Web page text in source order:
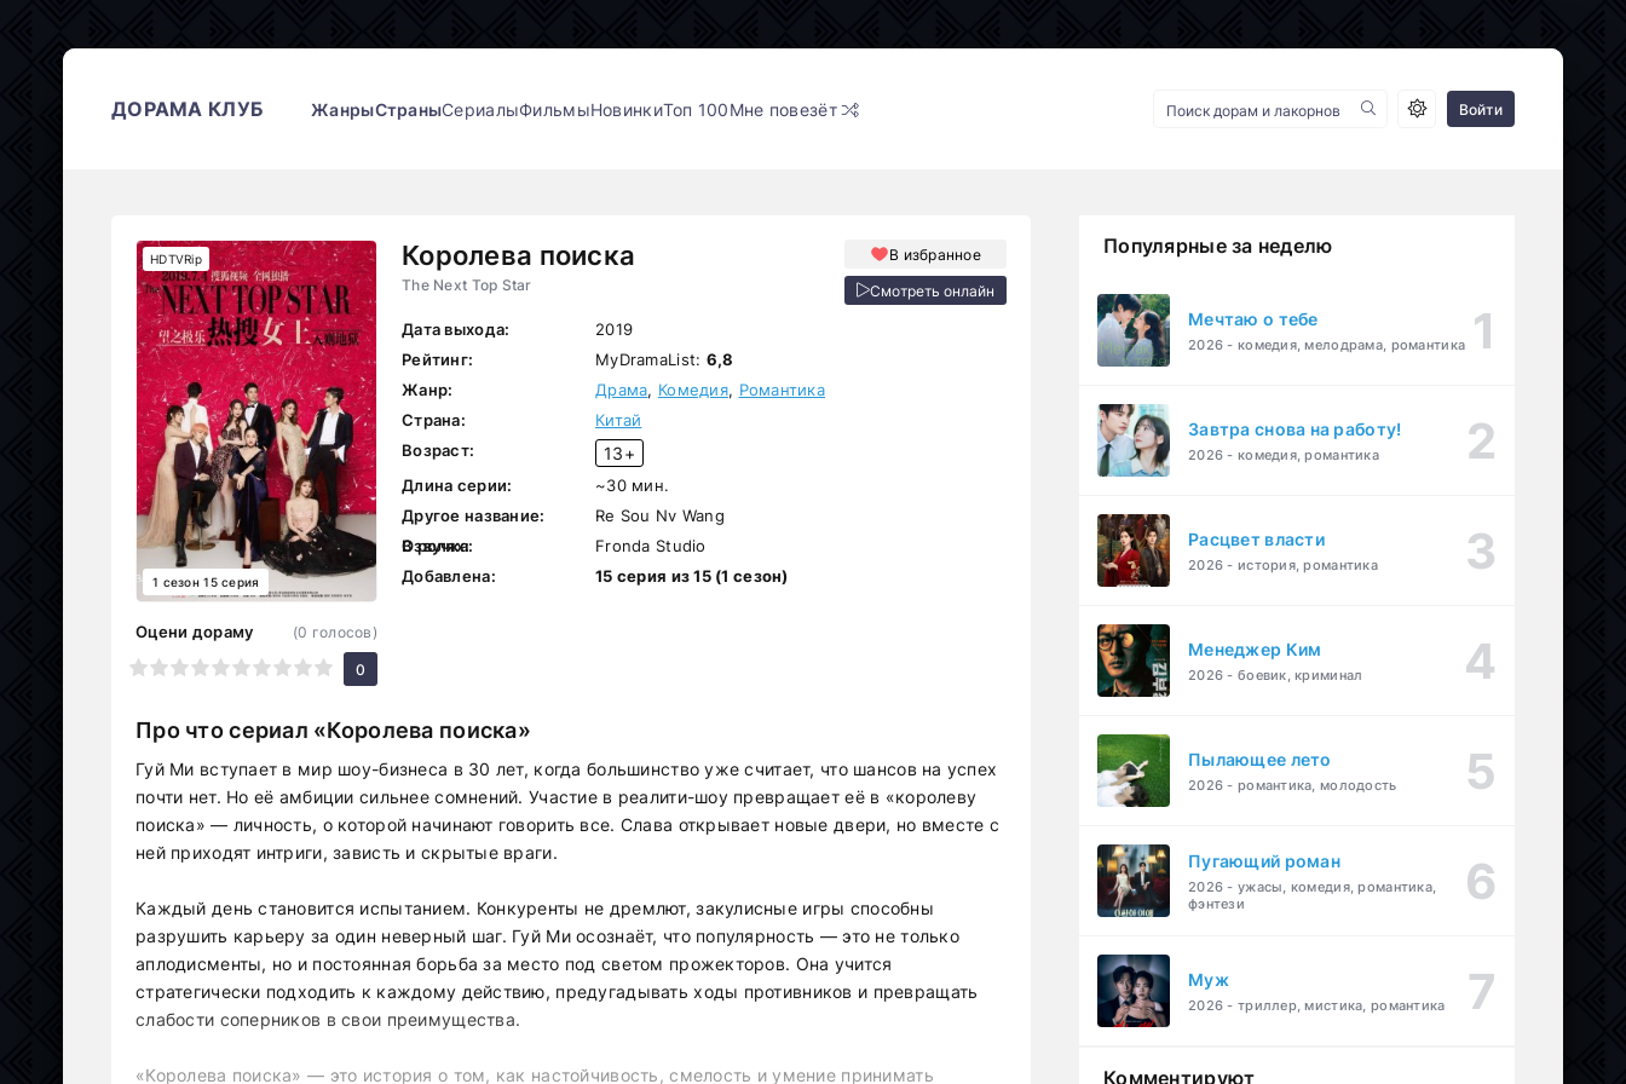
ДОРАМА КЛУБ ЖанрыСтраныСериалыФильмыНовинкиТоп 100Мне повезёт Войти
Королева поиска
The Next Top Star
В избранное
Смотреть онлайн
HDTVRip
1 сезон 15 серия
Оцени дораму
7 8 9 10
(0 голосов)
0
Дата выхода:
2019
Рейтинг:
MyDramaList: 6,8
Жанр:
Драма, Комедия, Романтика
Страна:
Китай
Возраст:
13+
Длина серии:
~30 мин.
Другое название:
Re Sou Nv Wang
В ролях:
Озвучка:
Fronda Studio
Добавлена:
15 серия из 15 (1 сезон)
Про что сериал «Королева поиска»
Гуй Ми вступает в мир шоу-бизнеса в 30 лет, когда большинство уже считает, что шансов на успех
почти нет. Но её амбиции сильнее сомнений. Участие в реалити-шоу превращает её в «королеву
поиска» — личность, о которой начинают говорить все. Слава открывает новые двери, но вместе с
ней приходят интриги, зависть и скрытые враги.
Каждый день становится испытанием. Конкуренты не дремлют, закулисные игры способны
разрушить карьеру за один неверный шаг. Гуй Ми осознаёт, что популярность — это не только
аплодисменты, но и постоянная борьба за место под светом прожекторов. Она учится
стратегически подходить к каждому действию, предугадывать ходы противников и превращать
слабости соперников в свои преимущества.
«Королева поиска» — это история о том, как настойчивость, смелость и умение принимать
Популярные за неделю
Мечтаю о тебе
2026 - комедия, мелодрама, романтика
Завтра снова на работу!
2026 - комедия, романтика
Расцвет власти
2026 - история, романтика
Менеджер Ким
2026 - боевик, криминал
Пылающее лето
2026 - романтика, молодость
Пугающий роман
2026 - ужасы, комедия, романтика,
фэнтези
Муж
2026 - триллер, мистика, романтика
Комментируют